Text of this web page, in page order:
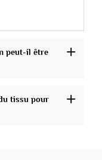
peut-il être
tissu pour